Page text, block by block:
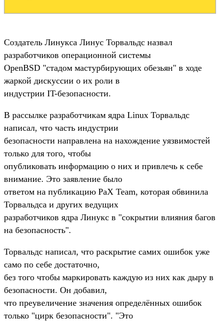
Создатель Линукса Линус Торвальдс назвал
разработчиков операционной системы
OpenBSD "стадом мастурбирующих обезьян" в ходе
жаркой дискуссии о их роли в
индустрии IT-безопасности.
В рассылке разработчикам ядра Linux Торвальдс
написал, что часть индустрии
безопасности направлена на нахождение уязвимостей
только для того, чтобы
опубликовать информацию о них и привлечь к себе
внимание. Это заявление было
ответом на публикацию PaX Team, которая обвинила
Торвальдса и других ведущих
разработчиков ядра Линукс в "сокрытии влияния багов
на безопасность".
Торвальдс написал, что раскрытие самих ошибок уже
само по себе достаточно,
без того чтобы маркировать каждую из них как дыру в
безопасности. Он добавил,
что преувеличение значения определённых ошибок
только "цирк безопасности". "Это